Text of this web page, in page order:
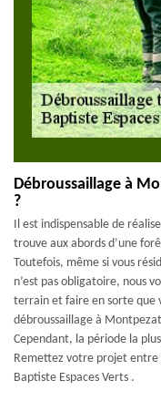
Débroussaillage à
?
Il est indispensable de
trouve aux abords d’une
Toutefois, même si vous
n’est pas obligatoire, nous
terrain et faire en sorte que
débroussaillage à
Cependant, la période la
Remettez votre projet entre
Baptiste Espaces Verts .